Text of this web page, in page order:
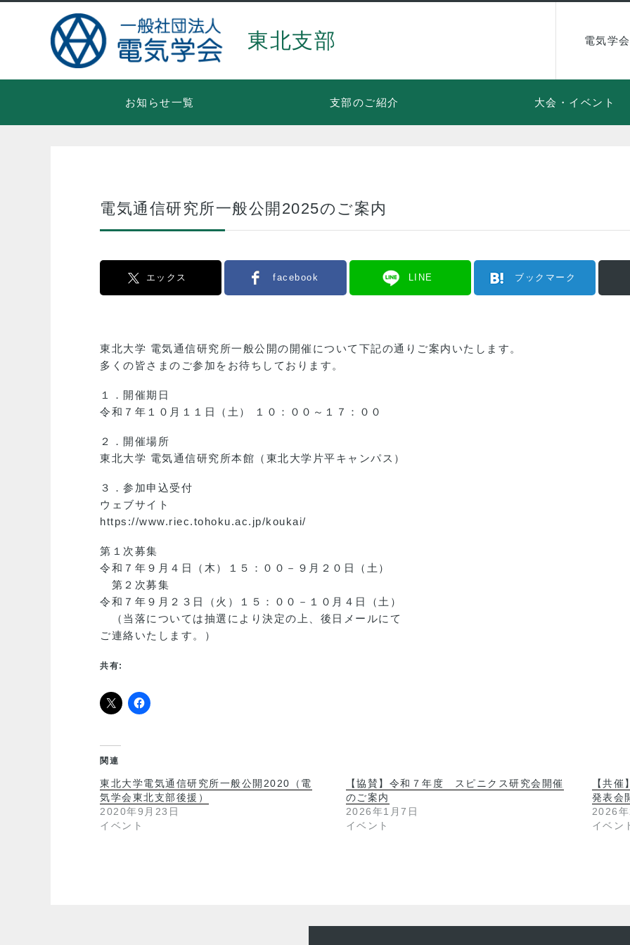
東北支部 電気学
お知らせ一覧 支部のご紹介 大会・イベント
電気通信研究所⼀般公開2025のご案内
エックス facebook LINE ブックマーク
東北大学 電気通信研究所一般公開の開催について下記の通りご案内いたします。
多くの皆さまのご参加をお待ちしております。
１．開催期日
令和７年１０月１１日（土） １０：００～１７：００
２．開催場所
東北大学 電気通信研究所本館（東北大学片平キャンパス）
３．参加申込受付
ウェブサイト
https://www.riec.tohoku.ac.jp/koukai/
第１次募集
令和７年９月４日（木）１５：００－９月２０日（土）
第２次募集
令和７年９月２３日（火）１５：００－１０月４日（土）
（当落については抽選により決定の上、後日メールにて
ご連絡いたします。）
共有:
関連
東北大学電気通信研究所一般公開2020（電
気学会東北支部後援）
2020年9月23日
イベント
【協賛】令和７年度 スピニクス研究会開催
のご案内
2026年1月7日
イベント
【共
発表会
2026
イベン